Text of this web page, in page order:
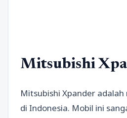
Mitsubishi
Mitsubishi Xpander
di Indonesia. Mobil ini